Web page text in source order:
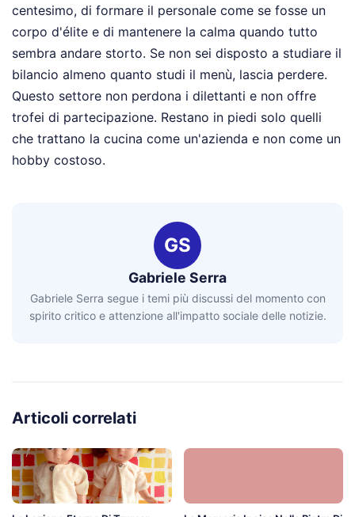
centesimo, di formare il personale come se fosse un
corpo d'élite e di mantenere la calma quando tutto
sembra andare storto. Se non sei disposto a studiare il
bilancio almeno quanto studi il menù, lascia perdere.
Questo settore non perdona i dilettanti e non offre
trofei di partecipazione. Restano in piedi solo quelli
che trattano la cucina come un'azienda e non come un
hobby costoso.
GS
Gabriele Serra
Gabriele Serra segue i temi più discussi del momento con
spirito critico e attenzione all'impatto sociale delle notizie.
Articoli correlati